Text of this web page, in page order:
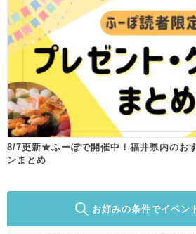
8/7更新★ふーぽで開催中！福井県内のお
ンまとめ
お好みの条件でイベン